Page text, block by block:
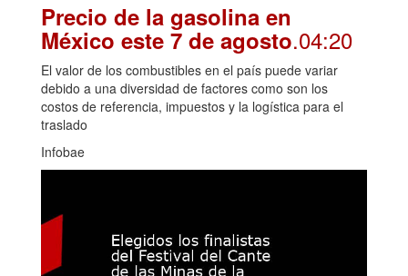
Precio de la gasolina en
México este 7 de agosto.04:20
El valor de los combustibles en el país puede variar
debido a una diversidad de factores como son los
costos de referencia, impuestos y la logística para el
traslado
Infobae